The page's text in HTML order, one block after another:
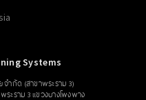
Systems
จำกัด (สาขาพระราม 3)
ระราม 3 แขวงบางโพงพาง